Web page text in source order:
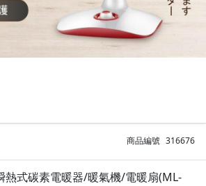
商品編號 316676
熱式碳素電暖器/暖氣機/電暖扇(ML-